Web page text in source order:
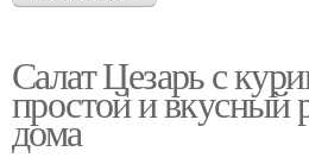
Салат Цезарь с
простой и вкусный
дома